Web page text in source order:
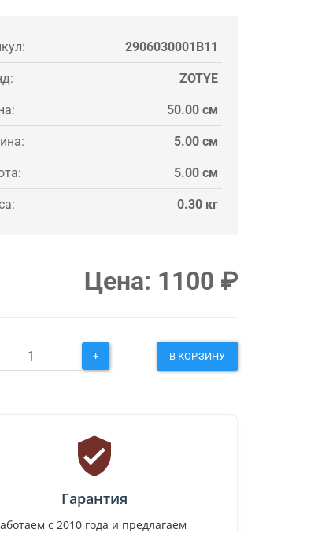
2906030001B11
ZOTYE
50.00 см
5.00 см
5.00 см
0.30 кг
Цена: 1100 ₽
+ В КОРЗИНУ
Гарантия
с 2010 года и предлагаем